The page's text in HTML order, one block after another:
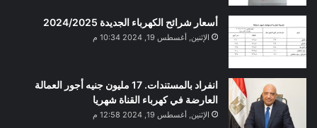
أسعار شرائح الكهرباء الجديدة 2024/2025
الإثنين, أغسطس 19, 2024 10:34 م
انفراد بالمستندات. 17 مليون جنيه أجور العمالة
العارضة في كهرباء القناة شهريا
الإثنين, أغسطس 19, 2024 12:58 م